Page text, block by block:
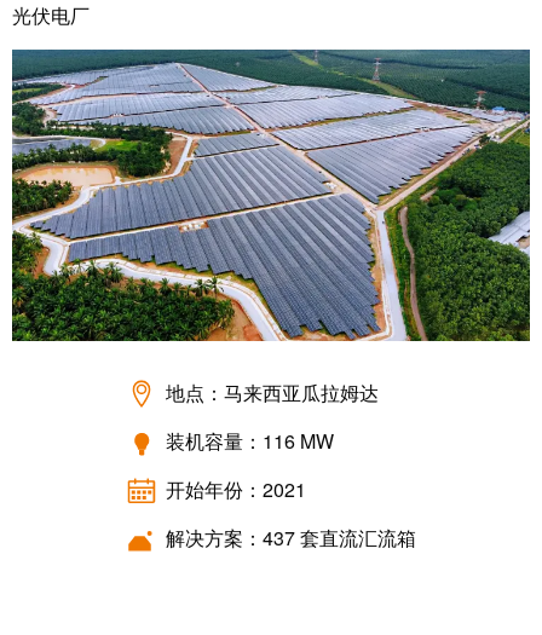
统
及
组
件
非
接
触
式
联
系
统
和
业
单
对
以
太
网
务
咨
询
和
工
程
设
计
询
服
务
力
资
源
合
规
全
球
分
信
息
与
光伏电厂
地点：马来西亚瓜拉姆达
装机容量：116 MW
开始年份：2021
解决方案：437 套直流汇流箱